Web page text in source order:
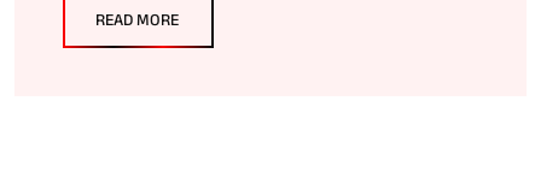
READ MORE